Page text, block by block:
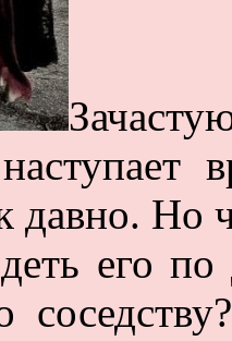
давно. Но
его